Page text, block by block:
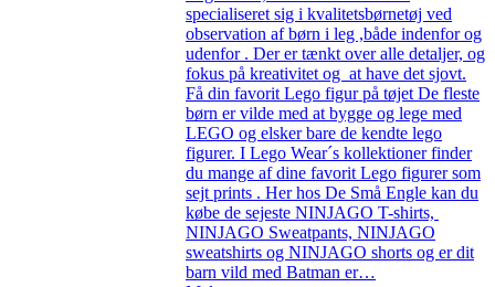
specialiseret sig i kvalitetsbørnetøj ved
observation af børn i leg ,både indenfor og
udenfor . Der er tænkt over alle detaljer, og
fokus på kreativitet og at have det sjovt.
Få din favorit Lego figur på tøjet De fleste
børn er vilde med at bygge og lege med
LEGO og elsker bare de kendte lego
figurer. I Lego Wear´s kollektioner finder
du mange af dine favorit Lego figurer som
sejt prints . Her hos De Små Engle kan du
købe de sejeste NINJAGO T-shirts,
NINJAGO Sweatpants, NINJAGO
sweatshirts og NINJAGO shorts og er dit
barn vild med Batman er…